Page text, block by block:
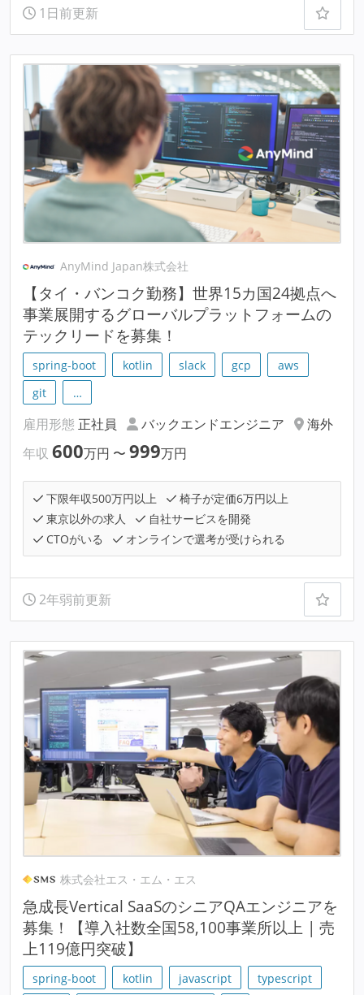
1日前更新
AnyMind Japan株式会社
【タイ・バンコク勤務】世界15カ国24拠点へ
事業展開するグローバルプラットフォームの
テックリードを募集！
spring-boot kotlin slack gcp
aws
git
…
雇用形態 正社員 バックエンドエンジニア
海外
年収 600万円 〜 999万円
下限年収500万円以上
椅子が定価6万円以上
東京以外の求人
自社サービスを開発
CTOがいる
オンラインで選考が受けられる
2年弱前更新
株式会社エス・エム・エス
急成長Vertical SaaSのシニアQAエンジニアを
募集！【導入社数全国58,100事業所以上 | 売
上119億円突破】
spring-boot kotlin javascript typescript